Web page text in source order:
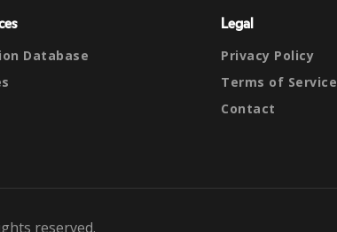
Database
Legal
Privacy Policy
Terms of Service
Contact
reserved.